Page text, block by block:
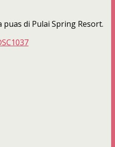
di Pulai Spring Resort.